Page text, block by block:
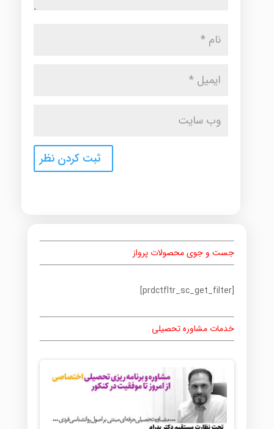
جست و جوی محصولات پرواز
[prdctfltr_sc_get_filter]
خدمات مشاوره تحصیلی